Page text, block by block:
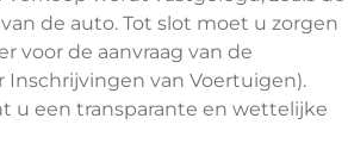
de auto. Tot slot moet u zorgen
voor de aanvraag van de
van Voertuigen).
u een transparante en wettelijke